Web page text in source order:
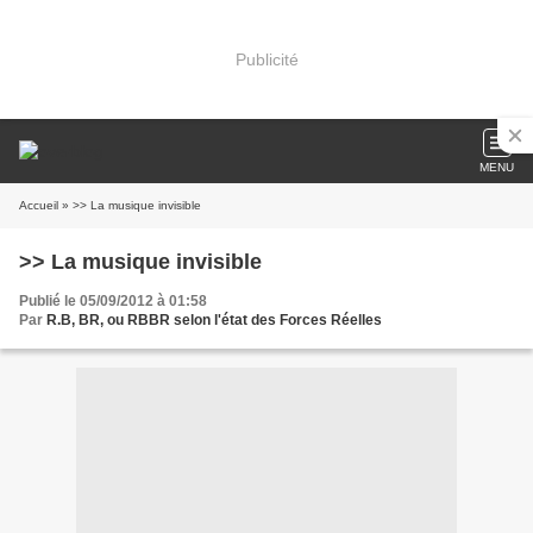
Publicité
MENU
Accueil » >> La musique invisible
>> La musique invisible
Publié le 05/09/2012 à 01:58
Par R.B, BR, ou RBBR selon l'état des Forces Réelles